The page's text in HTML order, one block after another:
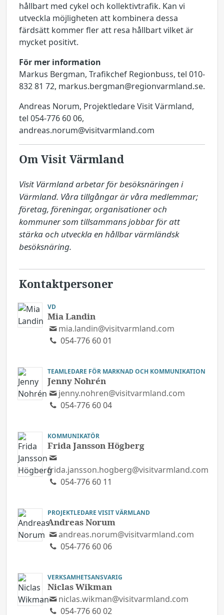
hållbart med cykel och kollektivtrafik. Kan vi
utveckla möjligheten att kombinera dessa
färdsätt kommer fler att resa hållbart vilket är
mycket positivt.
För mer information
Markus Bergman, Trafikchef Regionbuss, tel 010-
832 81 72, markus.bergman@regionvarmland.se.
Andreas Norum, Projektledare Visit Värmland,
tel 054-776 60 06,
andreas.norum@visitvarmland.com
Om Visit Värmland
Visit Värmland arbetar för besöksnäringen i
Värmland. Våra tillgångar är våra medlemmar;
företag, föreningar, organisationer och
kommuner som tillsammans jobbar för att
stärka och utveckla en hållbar värmländsk
besöksnäring.
Kontaktpersoner
VD
Mia Landin
mia.landin@visitvarmland.com
054-776 60 01
TEAMLEDARE FÖR MARKNAD OCH KOMMUNIKATION
Jenny Nohrén
jenny.nohren@visitvarmland.com
054-776 60 04
KOMMUNIKATÖR
Frida Jansson Högberg
frida.jansson.hogberg@visitvarmland.com
054-776 60 11
PROJEKTLEDARE VISIT VÄRMLAND
Andreas Norum
andreas.norum@visitvarmland.com
054-776 60 06
VERKSAMHETSANSVARIG
Niclas Wikman
niclas.wikman@visitvarmland.com
054-776 60 02